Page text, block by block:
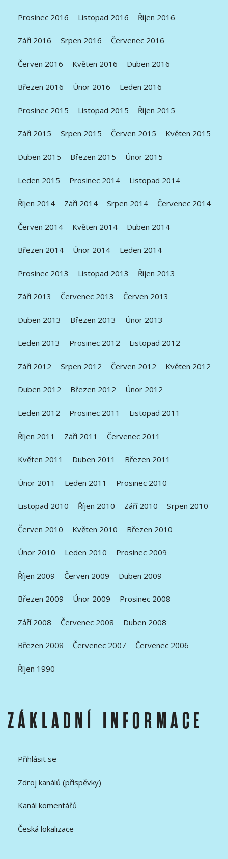
Prosinec 2016 Listopad 2016 Říjen 2016
Září 2016 Srpen 2016 Červenec 2016
Červen 2016 Květen 2016 Duben 2016
Březen 2016 Únor 2016 Leden 2016
Prosinec 2015 Listopad 2015 Říjen 2015
Září 2015 Srpen 2015 Červen 2015 Květen 2015
Duben 2015 Březen 2015 Únor 2015
Leden 2015 Prosinec 2014 Listopad 2014
Říjen 2014 Září 2014 Srpen 2014 Červenec 2014
Červen 2014 Květen 2014 Duben 2014
Březen 2014 Únor 2014 Leden 2014
Prosinec 2013 Listopad 2013 Říjen 2013
Září 2013 Červenec 2013 Červen 2013
Duben 2013 Březen 2013 Únor 2013
Leden 2013 Prosinec 2012 Listopad 2012
Září 2012 Srpen 2012 Červen 2012 Květen 2012
Duben 2012 Březen 2012 Únor 2012
Leden 2012 Prosinec 2011 Listopad 2011
Říjen 2011 Září 2011 Červenec 2011
Květen 2011 Duben 2011 Březen 2011
Únor 2011 Leden 2011 Prosinec 2010
Listopad 2010 Říjen 2010 Září 2010 Srpen 2010
Červen 2010 Květen 2010 Březen 2010
Únor 2010 Leden 2010 Prosinec 2009
Říjen 2009 Červen 2009 Duben 2009
Březen 2009 Únor 2009 Prosinec 2008
Září 2008 Červenec 2008 Duben 2008
Březen 2008 Červenec 2007 Červenec 2006
Říjen 1990
ZÁKLADNÍ INFORMACE
Přihlásit se
Zdroj kanálů (příspěvky)
Kanál komentářů
Česká lokalizace